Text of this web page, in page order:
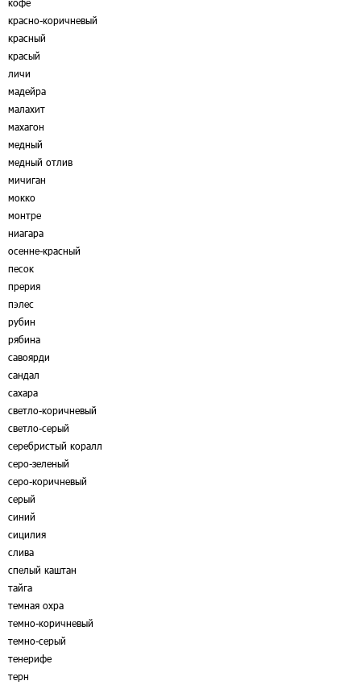
кофе
красно-коричневый
красный
красый
личи
мадейра
малахит
махагон
медный
медный отлив
мичиган
мокко
монтре
ниагара
осенне-красный
песок
прерия
пэлес
рубин
рябина
савоярди
сандал
сахара
светло-коричневый
светло-серый
серебристый коралл
серо-зеленый
серо-коричневый
серый
синий
сицилия
слива
спелый каштан
тайга
темная охра
темно-коричневый
темно-серый
тенерифе
терн